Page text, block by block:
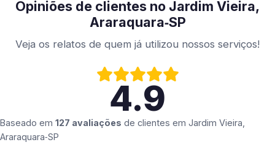
Opiniões de clientes no Jardim Vieira,
Araraquara‑SP
Veja os relatos de quem já utilizou nossos serviços!
4.9
Baseado em 127 avaliações de clientes em Jardim Vieira,
Araraquara‑SP